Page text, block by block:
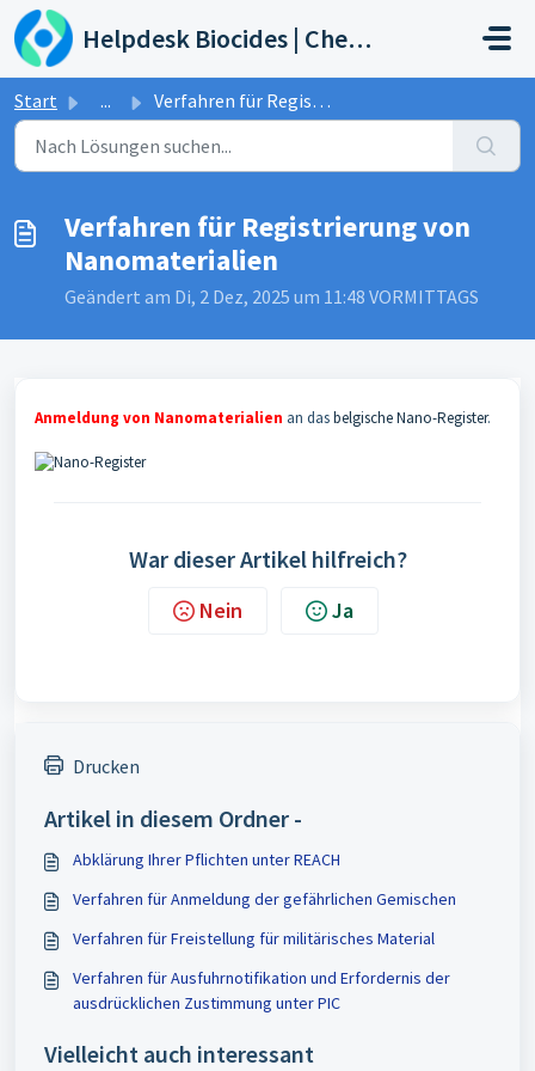
Zum hauptsächlichen Inhalt gehen
Helpdesk Biocides | Chemicals | Products
Start ... Verfahren für Registrierung von Nanomaterialien
Verfahren für Registrierung von
Nanomaterialien
Geändert am Di, 2 Dez, 2025 um 11:48 VORMITTAGS
Anmeldung von Nanomaterialien an dasbelgische Nano-Register.
War dieser Artikel hilfreich?
Nein Ja
Drucken
Artikel in diesem Ordner -
Abklärung Ihrer Pflichten unter REACH
Verfahren für Anmeldung der gefährlichen Gemischen
Verfahren für Freistellung für militärisches Material
Verfahren für Ausfuhrnotifikation und Erfordernis der
ausdrücklichen Zustimmung unter PIC
Vielleicht auch interessant